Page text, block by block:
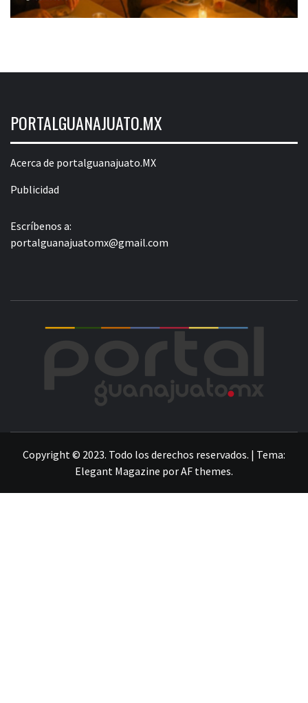
PORTALGUANAJUATO.MX
Acerca de portalguanajuato.MX
Publicidad
Escríbenos a:
portalguanajuatomx@gmail.com
Copyright © 2023. Todo los derechos reservados. | Tema:
Elegant Magazine porAF themes.